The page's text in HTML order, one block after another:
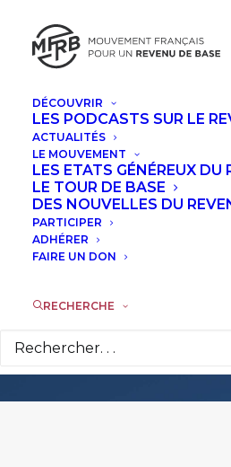
DÉCOUVRIR
LES PODCASTS SUR LE
ACTUALITÉS
LE MOUVEMENT
LES ETATS GÉNÉREUX DU
LE TOUR DE BASE
DES NOUVELLES DU
PARTICIPER
ADHÉRER
FAIRE UN DON
RECHERCHE
Un
réhabiliter
1 NOVEMBRE 2016